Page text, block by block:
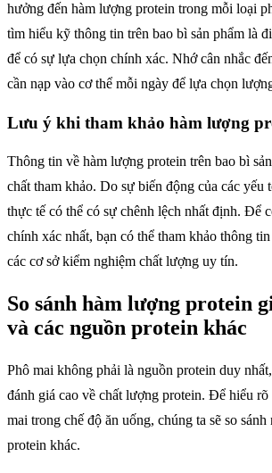
hưởng đến hàm lượng protein trong mỗi loại
tìm hiểu kỹ thông tin trên bao bì sản phẩm là
để có sự lựa chọn chính xác. Nhớ cân nhắc
cần nạp vào cơ thể mỗi ngày để lựa chọn
Lưu ý khi tham khảo hàm lượng
Thông tin về hàm lượng protein trên bao bì
chất tham khảo. Do sự biến động của các yếu
thực tế có thể có sự chênh lệch nhất định. Để
chính xác nhất, bạn có thể tham khảo thông
các cơ sở kiểm nghiệm chất lượng uy tín.
So sánh hàm lượng protein
và các nguồn protein khác
Phô mai không phải là nguồn protein duy
đánh giá cao về chất lượng protein. Để hiểu
mai trong chế độ ăn uống, chúng ta sẽ so
protein khác.